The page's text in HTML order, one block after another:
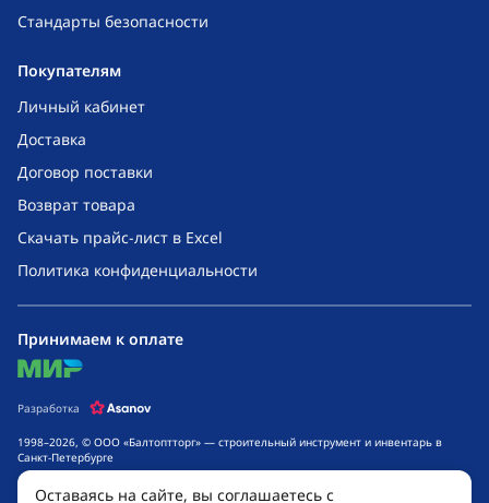
Стандарты безопасности
Покупателям
Личный кабинет
Доставка
Договор поставки
Возврат товара
Скачать прайс-лист в Excel
Политика конфиденциальности
1998–2026, © ООО «Балтоптторг» — строительный инструмент и инвентарь в
Санкт-Петербурге
Обращаем ваше внимание на то, что данный интернет-сайт носит исключительно
информационный характер и ни при каких условиях не является публичной
Принимаем к оплате
mir
Разработка
Оставаясь на сайте, вы соглашаетесь с